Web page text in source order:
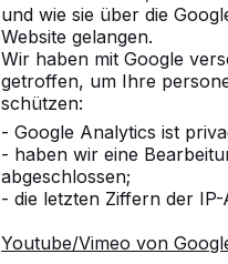
und wie sie über die
Website gelangen.
Wir haben mit Google
getroffen, um Ihre
schützen:
- Google Analytics ist
- haben wir eine
abgeschlossen;
- die letzten Ziffern der
Youtube/Vimeo von